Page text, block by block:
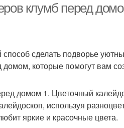
клумб перед
сделать подворье
которые помогут вам
домом 1. Цветочный
используя
яркие и красочные цвета.